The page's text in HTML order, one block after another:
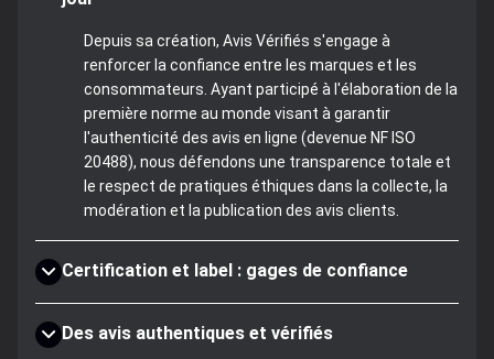
Depuis sa création, Avis Vérifiés s'engage à
renforcer la confiance entre les marques et les
consommateurs. Ayant participé à l'élaboration de la
première norme au monde visant à garantir
l'authenticité des avis en ligne (devenue NF ISO
20488), nous défendons une transparence totale et
le respect de pratiques éthiques dans la collecte, la
modération et la publication des avis clients.
Certification et label : gages de confiance
Des avis authentiques et vérifiés